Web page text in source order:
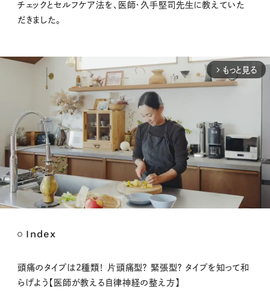
チェックとセルフケア法を、医師・久手堅司先生に教えていた
だきました。
arrow_forward_ios もっと見る
t
Index
頭痛のタイプは2種類！ 片頭痛型？ 緊張型？ タイプを知って和
らげよう【医師が教える自律神経の整え方】